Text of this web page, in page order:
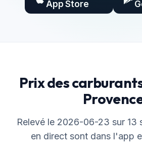
App Store
Prix des
Relevé le 2026-06-23 sur 13
en direct sont dans l'app